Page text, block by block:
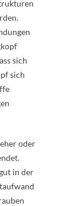
sich
sich
oder
in der